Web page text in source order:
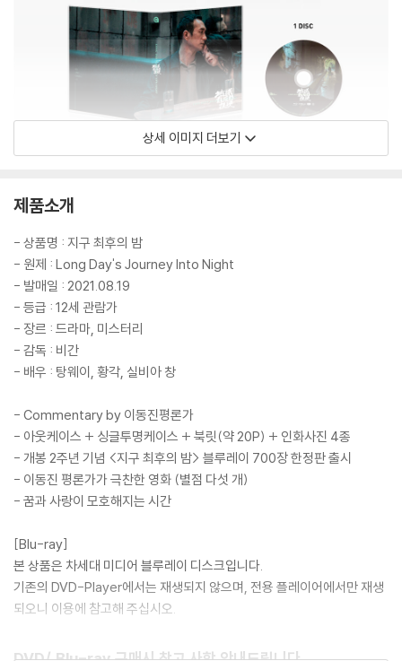
상세 이미지 더보기
제품소개
- 상품명 : 지구 최후의 밤
- 원제 : Long Day's Journey Into Night
- 발매일 : 2021.08.19
- 등급 : 12세 관람가
- 장르 : 드라마, 미스터리
- 감독 : 비간
- 배우 : 탕웨이, 황각, 실비아 창
- Commentary by 이동진평론가
- 아웃케이스 + 싱글투명케이스 + 북릿(약 20P) + 인화사진 4종
- 개봉 2주년 기념 <지구 최후의 밤> 블루레이 700장 한정판 출시
- 이동진 평론가가 극찬한 영화 (별점 다섯 개)
- 꿈과 사랑이 모호해지는 시간
[Blu-ray]
본 상품은 차세대 미디어 블루레이 디스크입니다.
기존의 DVD-Player에서는 재생되지 않으며, 전용 플레이어에서만 재생
되오니 이용에 참고해 주십시오.